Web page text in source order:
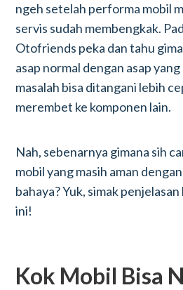
ngeh setelah performa mobil
servis sudah membengkak.
Otofriends peka dan tahu
asap normal dengan asap
masalah bisa ditangani lebih
merembet ke komponen lain.
Nah, sebenarnya gimana sih
mobil yang masih aman
bahaya? Yuk, simak
ini!
Kok Mobil Bisa